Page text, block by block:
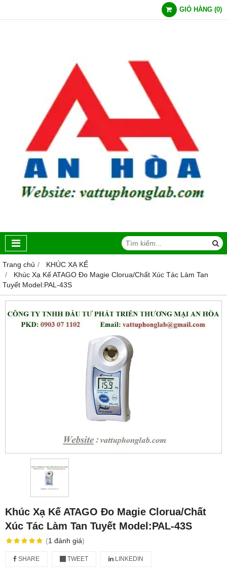
GIỎ HÀNG (0)
Trang chủ
KHÚC XẠ KẾ
Khúc Xạ Kế ATAGO Đo Magie Clorua/Chất Xúc Tác Làm Tan
Tuyết Model:PAL-43S
Khúc Xạ Kế ATAGO Đo Magie Clorua/Chất
Xúc Tác Làm Tan Tuyết Model:PAL-43S
(1 đánh giá)
SHARE TWEET LINKEDIN